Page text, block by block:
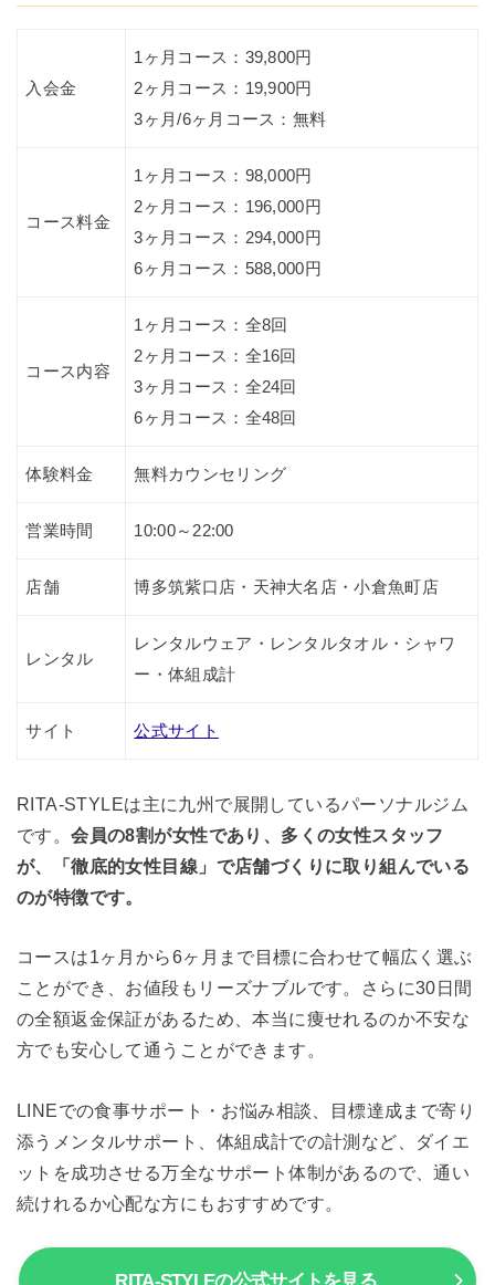
入会金
1ヶ月コース：39,800円
2ヶ月コース：19,900円
3ヶ月/6ヶ月コース：無料
コース料金
1ヶ月コース：98,000円
2ヶ月コース：196,000円
3ヶ月コース：294,000円
6ヶ月コース：588,000円
コース内容
1ヶ月コース：全8回
2ヶ月コース：全16回
3ヶ月コース：全24回
6ヶ月コース：全48回
体験料金 無料カウンセリング
営業時間 10:00～22:00
店舗 博多筑紫口店・天神大名店・小倉魚町店
レンタル
レンタルウェア・レンタルタオル・シャワ
ー・体組成計
サイト 公式サイト
RITA-STYLEは主に九州で展開しているパーソナルジム
です。会員の8割が女性であり、多くの女性スタッフ
が、「徹底的女性目線」で店舗づくりに取り組んでいる
のが特徴です。
コースは1ヶ月から6ヶ月まで目標に合わせて幅広く選ぶ
ことができ、お値段もリーズナブルです。さらに30日間
の全額返金保証があるため、本当に痩せれるのか不安な
方でも安心して通うことができます。
LINEでの食事サポート・お悩み相談、目標達成まで寄り
添うメンタルサポート、体組成計での計測など、ダイエ
ットを成功させる万全なサポート体制があるので、通い
続けれるか心配な方にもおすすめです。